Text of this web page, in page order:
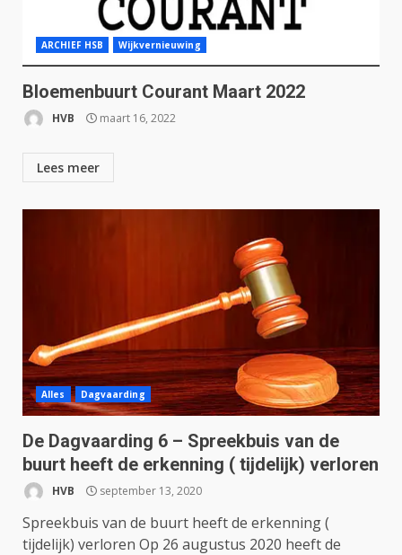
ARCHIEF HSB Wijkvernieuwing
Bloemenbuurt Courant Maart 2022
HVB maart 16, 2022
Lees meer
Alles Dagvaarding
De Dagvaarding 6 – Spreekbuis van de
buurt heeft de erkenning ( tijdelijk) verloren
HVB september 13, 2020
Spreekbuis van de buurt heeft de erkenning (
tijdelijk) verloren Op 26 augustus 2020 heeft de